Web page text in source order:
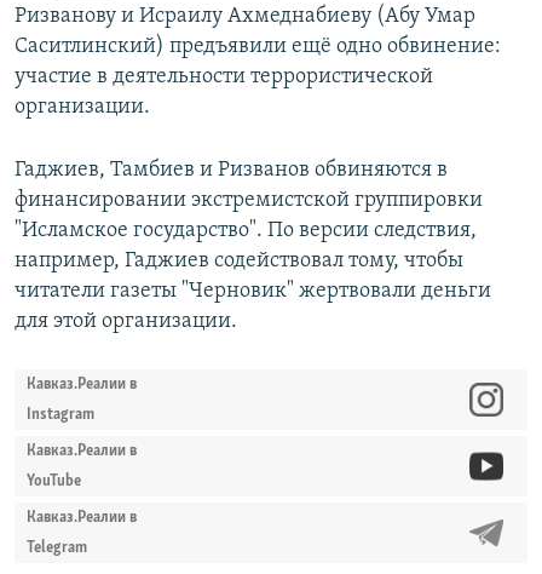
Ризванову и Исраилу Ахмеднабиеву (Абу Умар
Саситлинский) предъявили ещё одно обвинение:
участие в деятельности террористической
организации.
Гаджиев, Тамбиев и Ризванов обвиняются в
финансировании экстремистской группировки
"Исламское государство". По версии следствия,
например, Гаджиев содействовал тому, чтобы
читатели газеты "Черновик" жертвовали деньги
для этой организации.
Кавказ.Реалии в
Instagram
Кавказ.Реалии в
YouTube
Кавказ.Реалии в
Telegram